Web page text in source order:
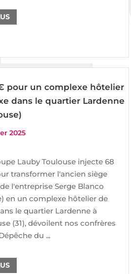
pour un complexe hôtelier
dans le quartier Lardenne
2025
Lauby Toulouse injecte 68
transformer l'ancien siège
l'entreprise Serge Blanco
en un complexe hôtelier de
le quartier Lardenne à
(31), dévoilent nos confrères
du ...